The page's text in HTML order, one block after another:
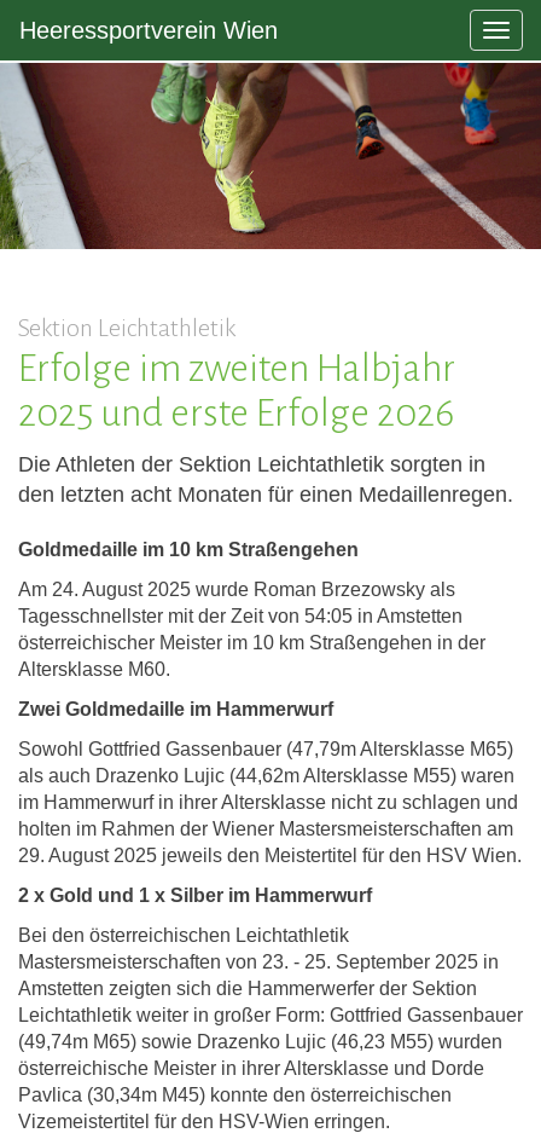
Heeressportverein Wien
Sektion Leichtathletik
Erfolge im zweiten Halbjahr
2025 und erste Erfolge 2026
Die Athleten der Sektion Leichtathletik sorgten in
den letzten acht Monaten für einen Medaillenregen.
Goldmedaille im 10 km Straßengehen
Am 24. August 2025 wurde Roman Brzezowsky als
Tagesschnellster mit der Zeit von 54:05 in Amstetten
österreichischer Meister im 10 km Straßengehen in der
Altersklasse M60.
Zwei Goldmedaille im Hammerwurf
Sowohl Gottfried Gassenbauer (47,79m Altersklasse M65)
als auch Drazenko Lujic (44,62m Altersklasse M55) waren
im Hammerwurf in ihrer Altersklasse nicht zu schlagen und
holten im Rahmen der Wiener Mastersmeisterschaften am
29. August 2025 jeweils den Meistertitel für den HSV Wien.
2 x Gold und 1 x Silber im Hammerwurf
Bei den österreichischen Leichtathletik
Mastersmeisterschaften von 23. - 25. September 2025 in
Amstetten zeigten sich die Hammerwerfer der Sektion
Leichtathletik weiter in großer Form: Gottfried Gassenbauer
(49,74m M65) sowie Drazenko Lujic (46,23 M55) wurden
österreichische Meister in ihrer Altersklasse und Dorde
Pavlica (30,34m M45) konnte den österreichischen
Vizemeistertitel für den HSV-Wien erringen.